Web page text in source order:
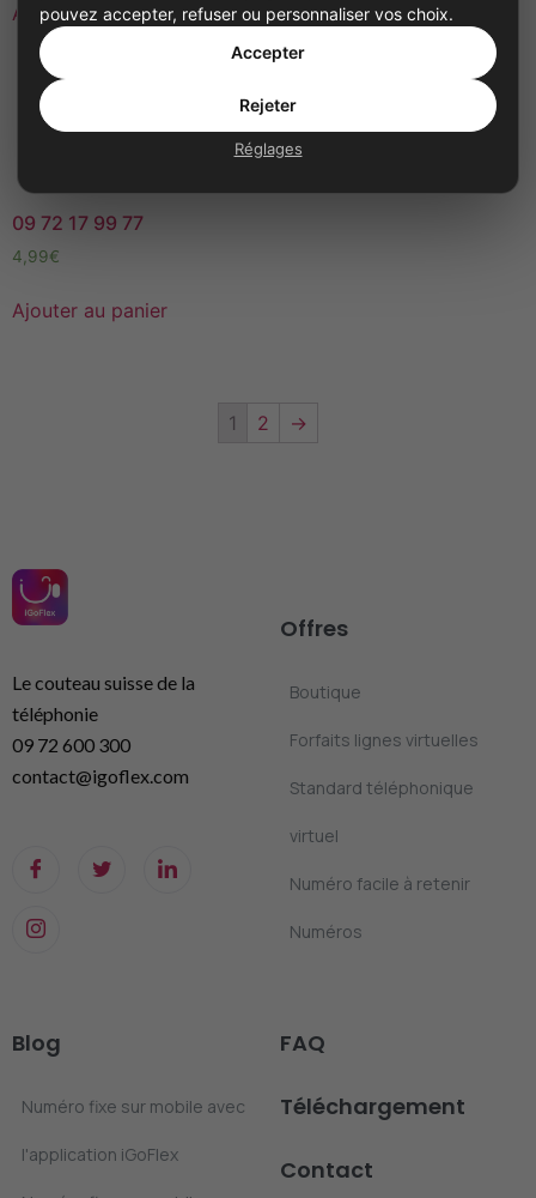
Ajouter au panier Ajouter au panier
09 72 17 99 77
4,99€
Ajouter au panier
1 2 →
Le couteau suisse de la
téléphonie
09 72 600 300
contact@igoflex.com
Offres
Boutique
Forfaits lignes virtuelles
Standard téléphonique
virtuel
Numéro facile à retenir
Numéros
Blog
Numéro fixe sur mobile avec
l'application iGoFlex
FAQ
Téléchargement
Contact
pouvez accepter, refuser ou personnaliser vos choix.
Accepter
Rejeter
Réglages